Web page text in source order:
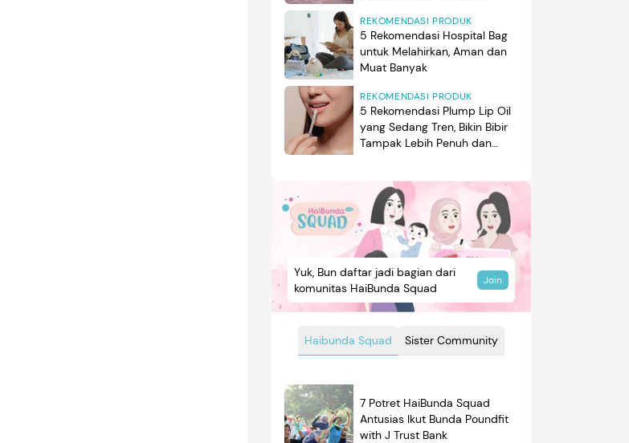
REKOMENDASI PRODUK
5 Rekomendasi Hospital Bag
untuk Melahirkan, Aman dan
Muat Banyak
REKOMENDASI PRODUK
5 Rekomendasi Plump Lip Oil
yang Sedang Tren, Bikin Bibir
Tampak Lebih Penuh dan
Haibunda Squad Sister Community
Yuk, Bun daftar jadi bagian dari
komunitas HaiBunda Squad
Join
7 Potret HaiBunda Squad
Antusias Ikut Bunda Poundfit
with J Trust Bank